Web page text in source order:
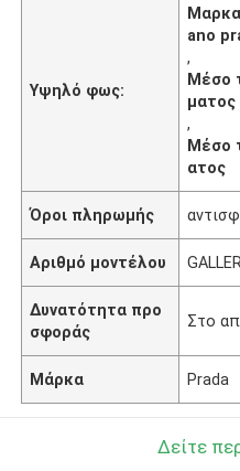
Υψηλό φως:
ano
,
Μέσο
ματος
,
Μέσο
ατος
Όροι πληρωμής
Αριθμό μοντέλου
Δυνατότητα προ
σφοράς
Στο
Μάρκα Prada
Δείτε